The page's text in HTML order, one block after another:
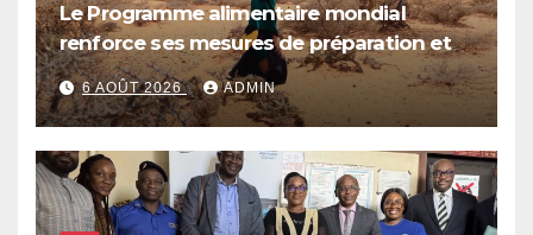
Le Programme alimentaire mondial
renforce ses mesures de préparation et
de réponse face à la menace d’El Niño,
qui pourrait plonger des dizaines de
millions de personnes dans l’insécurité
alimentaire aiguë
6 AOÛT 2026 ADMIN